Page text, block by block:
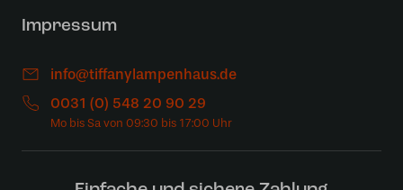
Impressum
info@tiffanylampenhaus.de
0031 (0) 548 20 90 29